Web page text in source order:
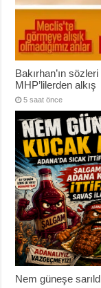
Bakırhan’ın
MHP’lilerden alkış
5 saat önce
Nem güneşe